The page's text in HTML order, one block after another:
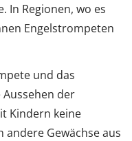
In Regionen, wo es
Engelstrompeten
und das
der
Kindern keine
Gewächse aus